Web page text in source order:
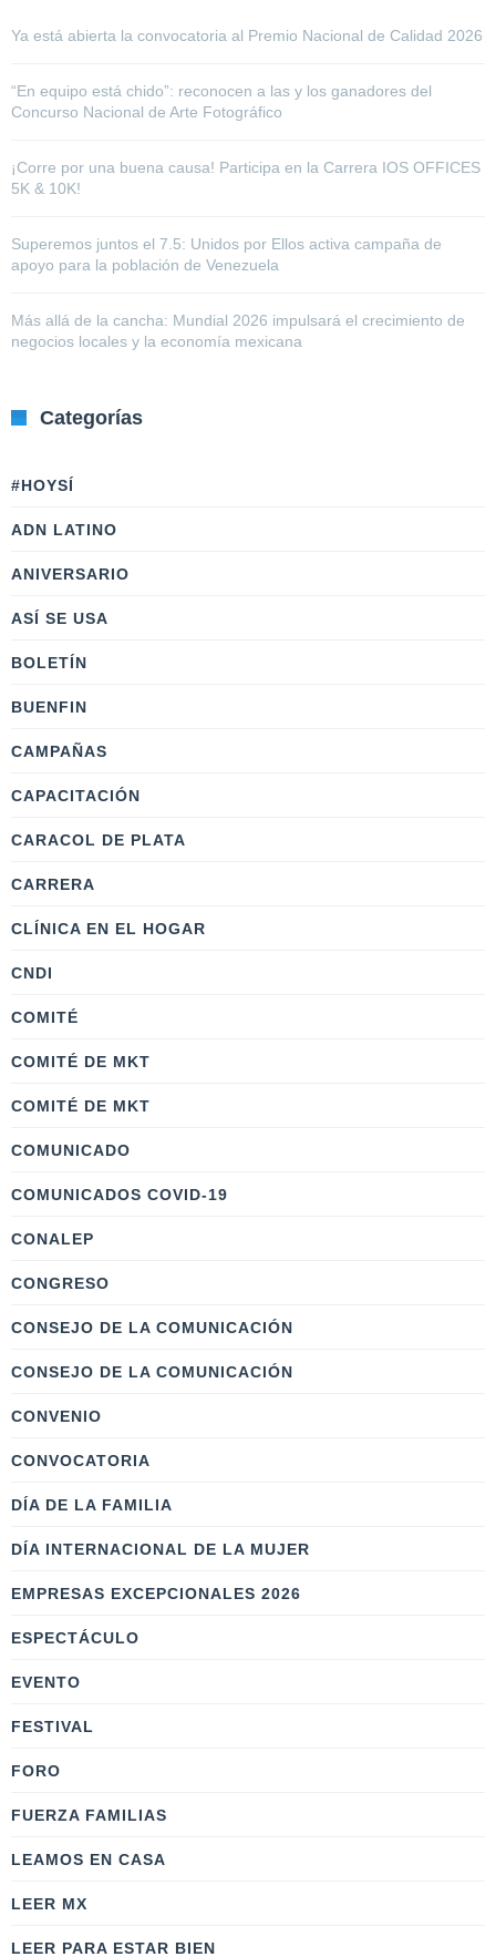
Ya está abierta la convocatoria al Premio Nacional de Calidad 2026
“En equipo está chido”: reconocen a las y los ganadores del
Concurso Nacional de Arte Fotográfico
¡Corre por una buena causa! Participa en la Carrera IOS OFFICES
5K & 10K!
Superemos juntos el 7.5: Unidos por Ellos activa campaña de
apoyo para la población de Venezuela
Más allá de la cancha: Mundial 2026 impulsará el crecimiento de
negocios locales y la economía mexicana
Categorías
#HOYSÍ
ADN LATINO
ANIVERSARIO
ASÍ SE USA
BOLETÍN
BUENFIN
CAMPAÑAS
CAPACITACIÓN
CARACOL DE PLATA
CARRERA
CLÍNICA EN EL HOGAR
CNDI
COMITÉ
COMITÉ DE MKT
COMITÉ DE MKT
COMUNICADO
COMUNICADOS COVID-19
CONALEP
CONGRESO
CONSEJO DE LA COMUNICACIÓN
CONSEJO DE LA COMUNICACIÓN
CONVENIO
CONVOCATORIA
DÍA DE LA FAMILIA
DÍA INTERNACIONAL DE LA MUJER
EMPRESAS EXCEPCIONALES 2026
ESPECTÁCULO
EVENTO
FESTIVAL
FORO
FUERZA FAMILIAS
LEAMOS EN CASA
LEER MX
LEER PARA ESTAR BIEN